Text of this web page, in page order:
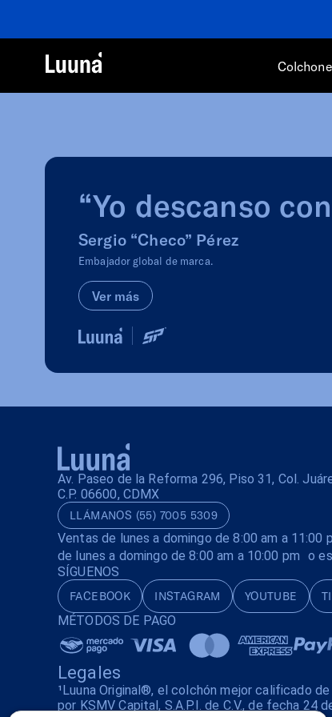
“Yo descanso con
Sergio “Checo” Pérez
Embajador global de marca.
Ver más
Av. Paseo de la Reforma 296, Piso 31, Col.
C.P. 06600, CDMX
LLÁMANOS (55) 7005 5309
Ventas de lunes a domingo de 8:00 am a
de lunes a domingo de 8:00 am a 10:00 pm o
SÍGUENOS
FACEBOOK INSTAGRAM YOUTUBE
MÉTODOS DE PAGO
Legales
¹Luuna Original®, el colchón mejor calificado
por KSMV Capital, S.A.P.I. de C.V., de fecha